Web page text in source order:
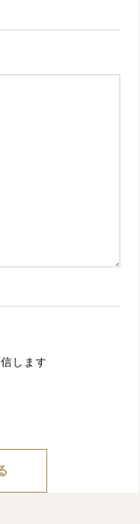
します